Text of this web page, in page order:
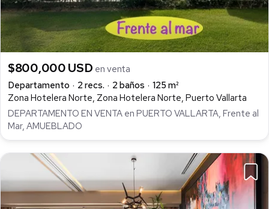
$800,000 USD en venta
Departamento
2 recs. 2 baños
125 m²
Zona Hotelera Norte, Zona Hotelera Norte, Puerto Vallarta
DEPARTAMENTO EN VENTA en PUERTO VALLARTA, Frente al
Mar, AMUEBLADO